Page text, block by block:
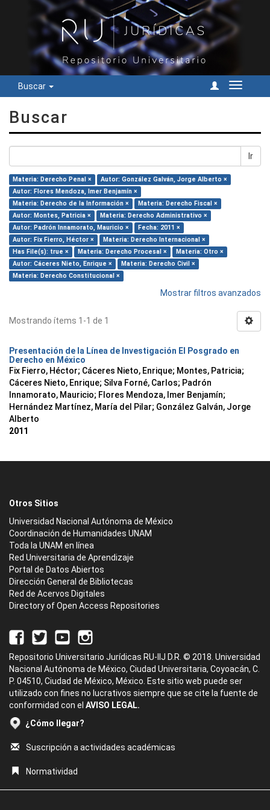
Buscar
Cambiar
Buscar
Ir
Materia: Derecho Penal ×
Autor: González Galván, Jorge Alberto ×
Autor: Flores Mendoza, Imer Benjamín ×
Materia: Derecho de la Información ×
Materia: Derecho Fiscal ×
Autor: Montes, Patricia ×
Materia: Derecho Administrativo ×
Autor: Padrón Innamorato, Mauricio ×
Fecha: 2011 ×
Autor: Fix Fierro, Héctor ×
Materia: Derecho Internacional ×
Has File(s): true ×
Materia: Derecho Procesal ×
Materia: Otro ×
Autor: Cáceres Nieto, Enrique ×
Materia: Derecho Civil ×
Materia: Derecho Constitucional ×
Mostrar filtros avanzados
Mostrando ítems 1-1 de 1
Presentación de la Línea de Investigación El Posgrado en
Derecho en México
Fix Fierro, Héctor; Cáceres Nieto, Enrique; Montes, Patricia;
Cáceres Nieto, Enrique; Silva Forné, Carlos; Padrón
Innamorato, Mauricio; Flores Mendoza, Imer Benjamín;
Hernández Martínez, María del Pilar; González Galván, Jorge
Alberto
2011
Otros Sitios
Universidad Nacional Autónoma de México
Coordinación de Humanidades UNAM
Toda la UNAM en línea
Red Universitaria de Aprendizaje
Portal de Datos Abiertos
Dirección General de Bibliotecas
Red de Acervos Digitales
Directory of Open Access Repositories
Repositorio Universitario Jurídicas RU-IIJ D.R. © 2018. Universidad
Nacional Autónoma de México, Ciudad Universitaria, Coyoacán, C.
P. 04510, Ciudad de México, México. Este sitio web puede ser
utilizado con fines no lucrativos siempre que se cite la fuente de
conformidad con el AVISO LEGAL.
¿Cómo llegar?
Suscripción a actividades académicas
Normatividad